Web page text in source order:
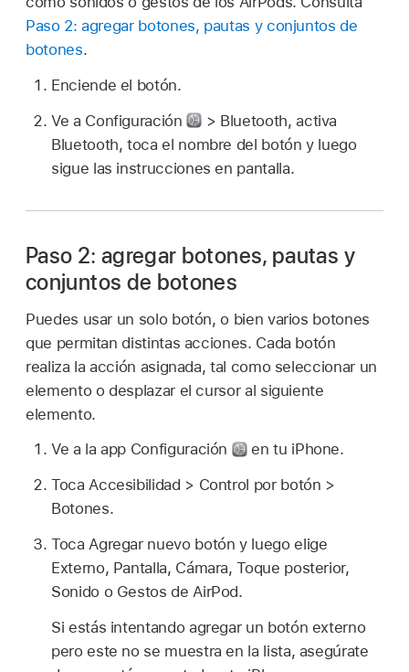
Paso 2: agregar botones, pautas y conjuntos de
botones.
Enciende el botón.
Ve a Configuración
> Bluetooth, activa
Bluetooth, toca el nombre del botón y luego
sigue las instrucciones en pantalla.
Paso 2: agregar botones, pautas y
conjuntos de botones
Puedes usar un solo botón, o bien varios botones
que permitan distintas acciones. Cada botón
realiza la acción asignada, tal como seleccionar un
elemento o desplazar el cursor al siguiente
elemento.
Ve a la app Configuración
en tu iPhone.
Toca Accesibilidad > Control por botón >
Botones.
Toca Agregar nuevo botón y luego elige
Externo, Pantalla, Cámara, Toque posterior,
Sonido o Gestos de AirPod.
Si estás intentando agregar un botón externo
pero este no se muestra en la lista, asegúrate